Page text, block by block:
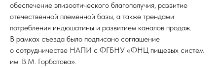
обеспечение эпизоотического благополучия, развитие
отечественной племенной базы, а также трендами
потребления индюшатины и развитием каналов продаж.
В рамках съезда было подписано соглашение
о сотрудничестве НАПИ с ФГБНУ «ФНЦ пищевых систем
им. В.М. Горбатова».